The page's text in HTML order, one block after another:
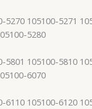
5270 105100-5271
5280
5801 105100-5810
6070
6110 105100-6120